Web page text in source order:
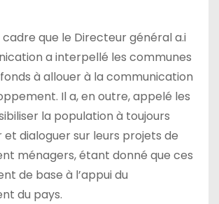
cadre que le Directeur général a.i
a interpellé les communes
à allouer à la communication
Il a, en outre, appelé les
la population à toujours
dialoguer sur leurs projets de
ménagers, étant donné que ces
de base à l’appui du
du pays.